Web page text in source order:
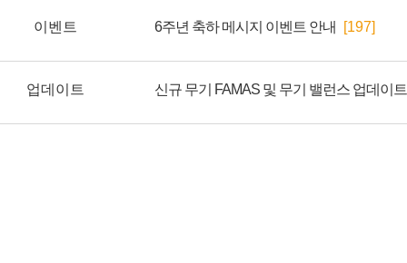
이벤트 6주년 축하 메시지 이벤트 안내 [197]
업데이트 신규 무기 FAMAS 및 무기 밸런스 업데이